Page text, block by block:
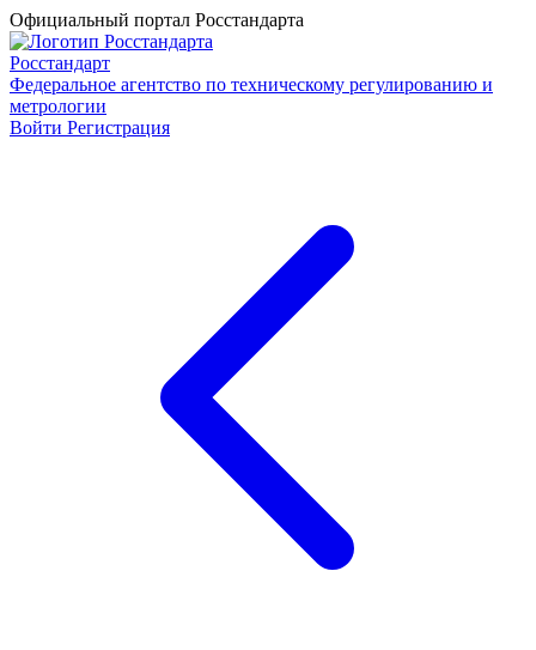
Официальный портал Росстандарта
Росстандарт
Федеральное агентство по техническому регулированию и
метрологии
Войти Регистрация